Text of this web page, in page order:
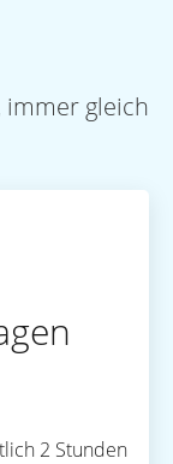
immer gleich
2 Stunden